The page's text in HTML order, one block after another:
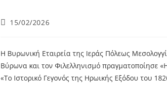
15/02/2026
Η Βυρωνική Εταιρεία της Ιεράς Πόλεως
Βύρωνα και τον Φιλελληνισμό πραγματοποίησε
«Το Ιστορικό Γεγονός της Ηρωικής Εξόδου του